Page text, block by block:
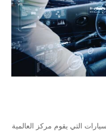
التي يقوم مركز العالمية